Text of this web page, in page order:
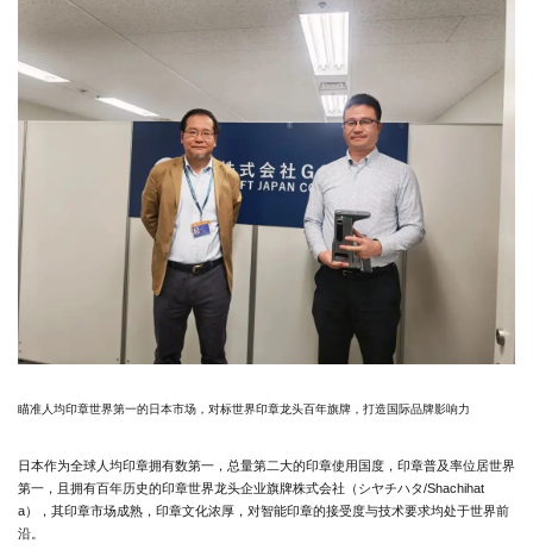
瞄准人均印章世界第一的日本市场，对标世界印章龙头百年旗牌，打造国际品牌影响力
日本作为全球人均印章拥有数第一，总量第二大的印章使用国度，印章普及率位居世界
第一，且拥有百年历史的印章世界龙头企业旗牌株式会社（シヤチハタ/Shachihat
a），其印章市场成熟，印章文化浓厚，对智能印章的接受度与技术要求均处于世界前
沿。